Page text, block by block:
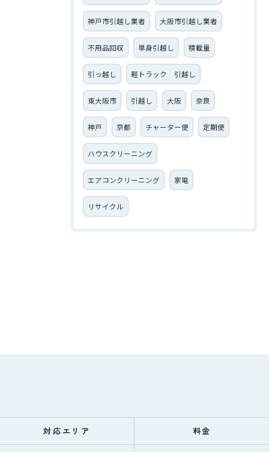
神戸市引越し業者 大阪市引越し業者
不用品回収 単身引越し 積載量
引っ越し 軽トラック 引越し
東大阪市 引越し 大阪 奈良
神戸 京都 チャーター便 定期便
ハウスクリーニング
エアコンクリーニング 家電
リサイクル
対応エリア 料金